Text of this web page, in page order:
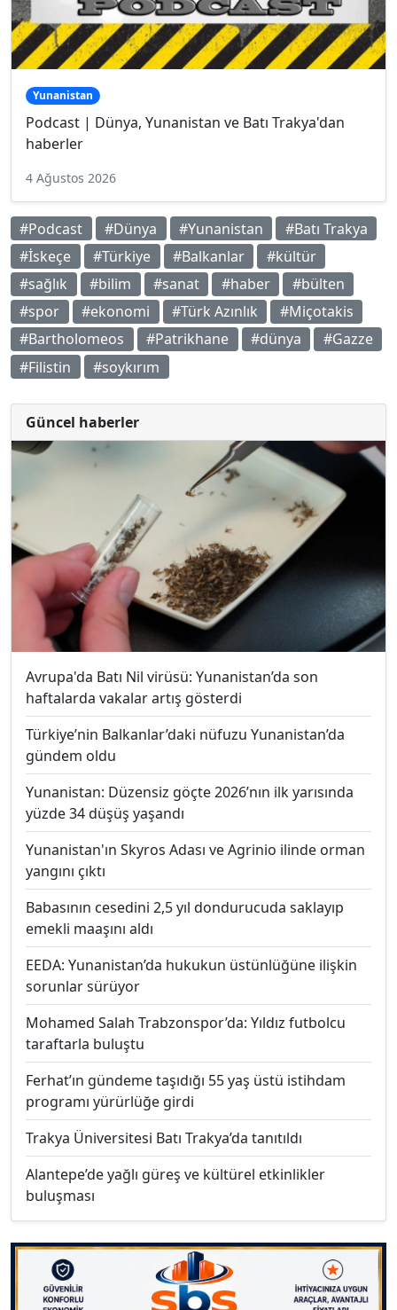
Yunanistan
Podcast | Dünya, Yunanistan ve Batı Trakya'dan
haberler
4 Ağustos 2026
#Podcast #Dünya #Yunanistan
#Batı Trakya
#İskeçe
#Türkiye #Balkanlar
#kültür
#sağlık
#bilim #sanat #haber
#bülten
#spor
#ekonomi #Türk Azınlık
#Miçotakis
#Bartholomeos
#Patrikhane #dünya
#Gazze
#Filistin
#soykırım
Güncel haberler
Avrupa'da Batı Nil virüsü: Yunanistan’da son
haftalarda vakalar artış gösterdi
Türkiye’nin Balkanlar’daki nüfuzu Yunanistan’da
gündem oldu
Yunanistan: Düzensiz göçte 2026’nın ilk yarısında
yüzde 34 düşüş yaşandı
Yunanistan'ın Skyros Adası ve Agrinio ilinde orman
yangını çıktı
Babasının cesedini 2,5 yıl dondurucuda saklayıp
emekli maaşını aldı
EEDA: Yunanistan’da hukukun üstünlüğüne ilişkin
sorunlar sürüyor
Mohamed Salah Trabzonspor’da: Yıldız futbolcu
taraftarla buluştu
Ferhat’ın gündeme taşıdığı 55 yaş üstü istihdam
programı yürürlüğe girdi
Trakya Üniversitesi Batı Trakya’da tanıtıldı
Alantepe’de yağlı güreş ve kültürel etkinlikler
buluşması